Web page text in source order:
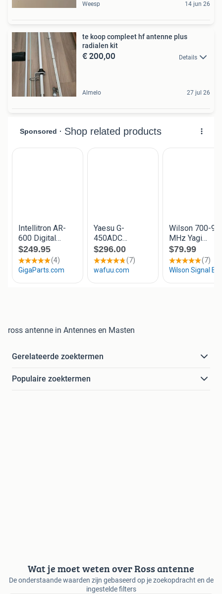
Weesp 14 jun 26
te koop compleet hf antenne plus
radialen kit
€ 200,00 Details
Almelo 27 jul 26
ross antenne in Antennes en Masten
Gerelateerde zoektermen
Populaire zoektermen
Wat je moet weten over Ross antenne
De onderstaande waarden zijn gebaseerd op je zoekopdracht en de
ingestelde filters